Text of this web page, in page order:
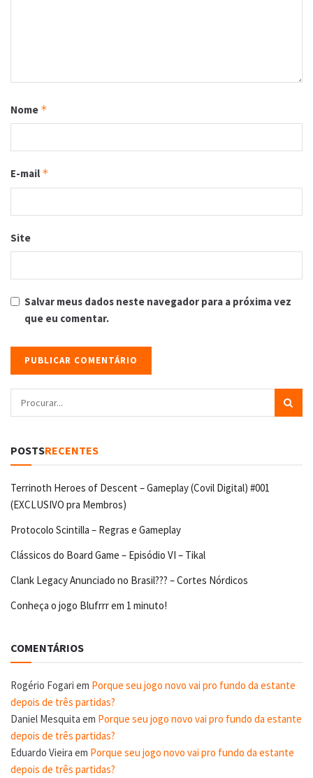
Nome *
E-mail *
Site
Salvar meus dados neste navegador para a próxima vez
que eu comentar.
POSTSRECENTES
Terrinoth Heroes of Descent – Gameplay (Covil Digital) #001
(EXCLUSIVO pra Membros)
Protocolo Scintilla – Regras e Gameplay
Clássicos do Board Game – Episódio VI – Tikal
Clank Legacy Anunciado no Brasil??? – Cortes Nórdicos
Conheça o jogo Blufrrr em 1 minuto!
COMENTÁRIOS
Rogério Fogari em Porque seu jogo novo vai pro fundo da estante
depois de três partidas?
Daniel Mesquita em Porque seu jogo novo vai pro fundo da estante
depois de três partidas?
Eduardo Vieira em Porque seu jogo novo vai pro fundo da estante
depois de três partidas?